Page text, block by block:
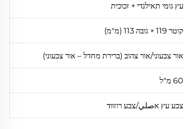
עץ גומי תאילנדי + זכוכית
קוטר 119 × גובה 113 (מ"מ)
אור צבעוני/אור צהוב (ברירת מחדל – אור צבעוני)
60 מ"ל
צבע עץ אصلي/צבע רוזווד